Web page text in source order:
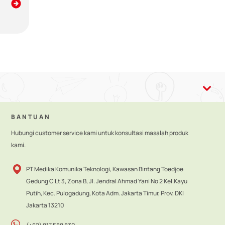
(Kode WHO) serta regulasi di tingkat nasional
BANTUAN
Hubungi customer service kami untuk konsultasi masalah produk
kami.
PT Medika Komunika Teknologi, Kawasan Bintang Toedjoe
Gedung C Lt 3, Zona B, Jl. Jendral Ahmad Yani No 2 Kel.Kayu
Putih, Kec. Pulogadung, Kota Adm. Jakarta Timur, Prov, DKI
Jakarta 13210